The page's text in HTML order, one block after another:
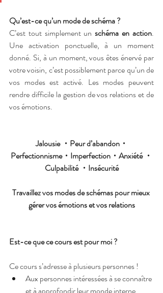
Qu’est-ce qu’un mode de schéma ?
C’est tout simplement un schéma en action.
Une activation ponctuelle, à un moment
donné. Si, à un moment, vous êtes énervé par
votre voisin, c’est possiblement parce qu’un de
vos modes est activé. Les modes peuvent
rendre difficile la gestion de vos relations et de
vos émotions.
Jalousie ・Peur d’abandon・
Perfectionnisme・Imperfection・Anxiété ・
Culpabilité ・Insécurité
Travaillez vos modes de schémas pour mieux
gérer vos émotions et vos relations
Est-ce que ce cours est pour moi ?
Ce cours s’adresse à plusieurs personnes !
Aux personnes intéressées à se connaître